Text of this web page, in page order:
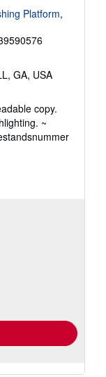
Platform,
GA, USA
copy.
~